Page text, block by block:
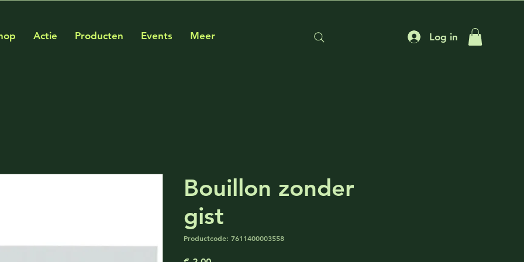
Actie Producten Events Meer Log in
Bouillon zonder
gist
Productcode: 7611400003558